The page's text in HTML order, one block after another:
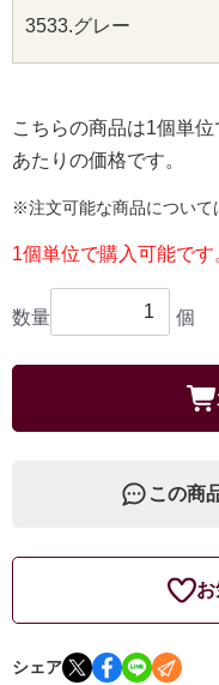
3533.グレー
こちらの商品は1個単
あたりの価格です。
※注文可能な商品について
1個単位で購入可能です
数量 個
この商
シェア